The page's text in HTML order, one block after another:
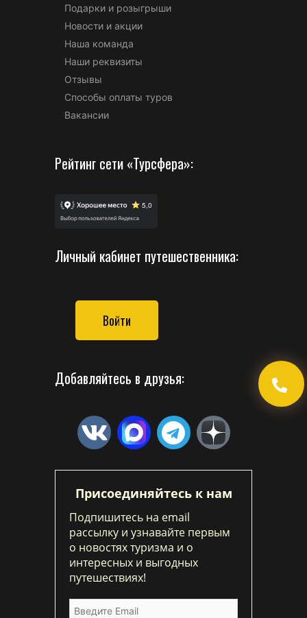
Подарки и розыгрыши
Новости и акции
Наша команда
Наши реквизиты
Отзывы
Способы оплаты туров
Вакансии
Рейтинг сети «Турсфера»:
Личный кабинет путешественника:
Войти
Добавляйтесь в друзья:
Присоединяйтесь к нам
Подпишитесь на email
рассылку и узнавайте первым
о новостях туризма и о
интересных и выгодных
путешествиях!